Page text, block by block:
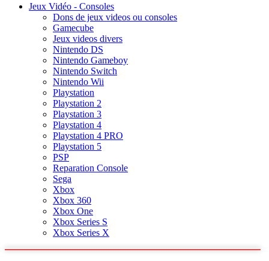
Jeux Vidéo - Consoles
Dons de jeux videos ou consoles
Gamecube
Jeux videos divers
Nintendo DS
Nintendo Gameboy
Nintendo Switch
Nintendo Wii
Playstation
Playstation 2
Playstation 3
Playstation 4
Playstation 4 PRO
Playstation 5
PSP
Reparation Console
Sega
Xbox
Xbox 360
Xbox One
Xbox Series S
Xbox Series X